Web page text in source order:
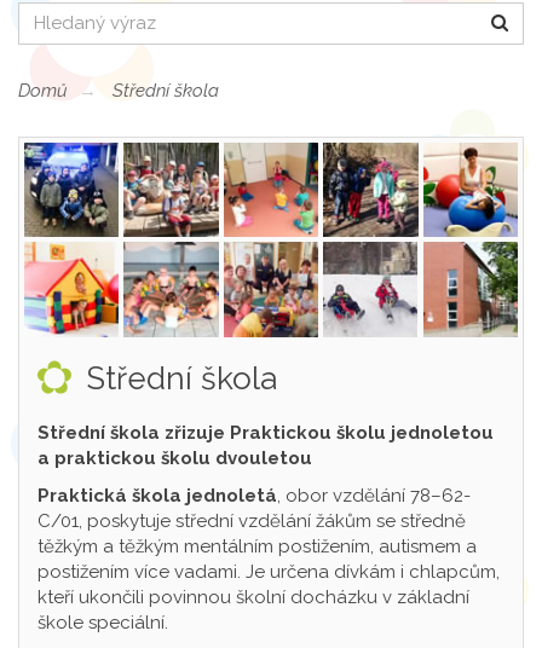
Hledat
Domů Střední škola
Střední škola
Střední škola zřizuje Praktickou školu jednoletou
a praktickou školu dvouletou
Praktická škola jednoletá, obor vzdělání 78–62-
C/01, poskytuje střední vzdělání žákům se středně
těžkým a těžkým mentálním postižením, autismem a
postižením více vadami. Je určena dívkám i chlapcům,
kteří ukončili povinnou školní docházku v základní
škole speciální.